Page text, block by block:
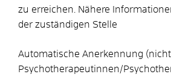
zu erreichen.
Nähere
der zuständigen Stelle
Automatische Anerkennung
Psychotherapeutinnen/